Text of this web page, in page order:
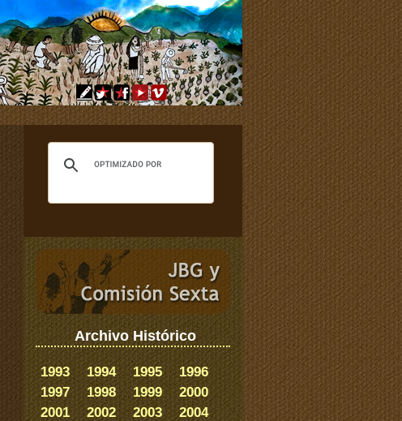
Archivo Histórico
1993 1994 1995
1996
1997
1998 1999
2000
2001
2002 2003
2004